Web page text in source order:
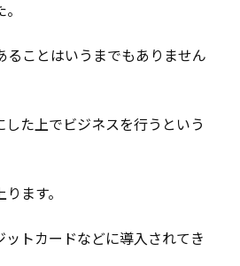
ることはいうまでもありません
た上でビジネスを行うという
ます。
トカードなどに導入されてき